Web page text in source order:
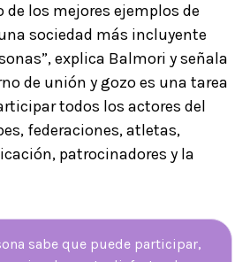
los mejores ejemplos de
sociedad más incluyente
explica Balmori y señala
de unión y gozo es una tarea
todos los actores del
federaciones, atletas,
patrocinadores y la
sabe que puede participar,